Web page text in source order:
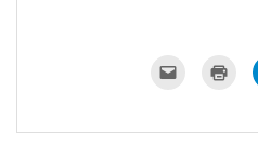
انقر
للطباعة
جديدة) الإلكتروني